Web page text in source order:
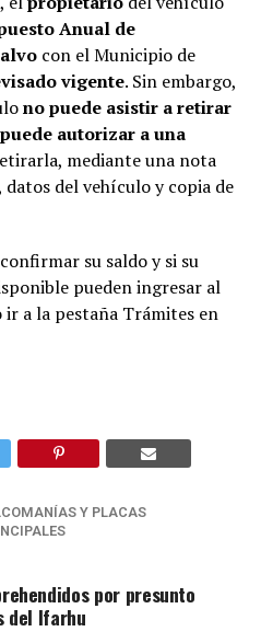
Anual de
con el Municipio de
vigente. Sin embargo,
no puede asistir a retirar
puede autorizar a una
mediante una nota
del vehículo y copia de
su saldo y si su
pueden ingresar al
a la pestaña Trámites en
Y PLACAS
por presunto
del Ifarhu